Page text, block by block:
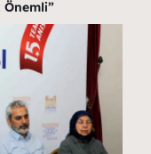
Önemli”